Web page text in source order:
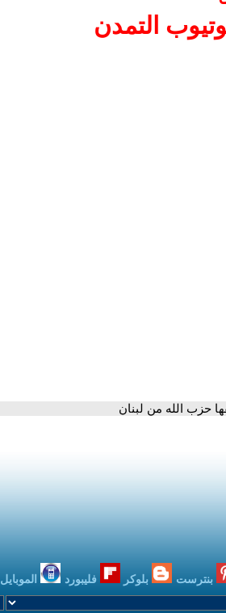
التمدن
حزب الله من لبنان
بنترست بلوكر فليبورد الموبايل